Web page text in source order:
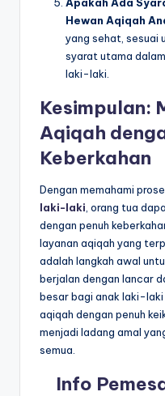
Hewan Aqiqah
yang sehat, sesuai
syarat utama
laki-laki.
Kesimpulan:
Aqiqah
Keberkahan
Dengan memahami
laki-laki , orang tua
dengan penuh
layanan aqiqah yang
adalah langkah awal
berjalan dengan lancar
besar bagi anak laki-laki
aqiqah dengan penuh
menjadi ladang amal
semua.
Info